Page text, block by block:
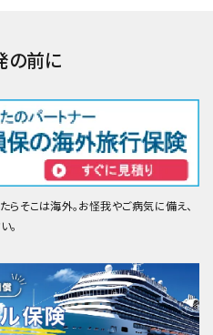
の前に
そこは海外。お怪我やご病気に備え、
。